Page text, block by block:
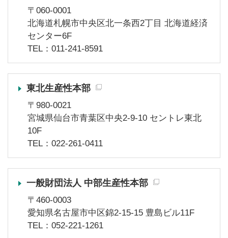
〒060-0001
北海道札幌市中央区北一条西2丁目 北海道経済
センター6F
TEL：011-241-8591
東北生産性本部
〒980-0021
宮城県仙台市青葉区中央2-9-10 セントレ東北
10F
TEL：022-261-0411
一般財団法人 中部生産性本部
〒460-0003
愛知県名古屋市中区錦2-15-15 豊島ビル11F
TEL：052-221-1261